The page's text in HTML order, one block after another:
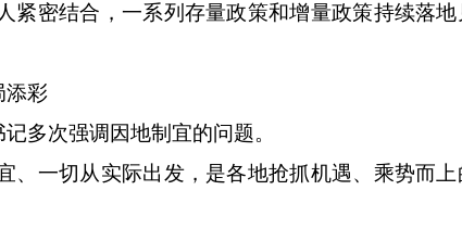
密结合，一系列存量政策和增量政策持续落地
添彩
多次强调因地制宜的问题。
一切从实际出发，是各地抢抓机遇、乘势而上